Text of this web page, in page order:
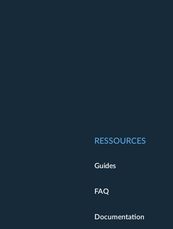
RESSOURCES
Guides
FAQ
Documentation